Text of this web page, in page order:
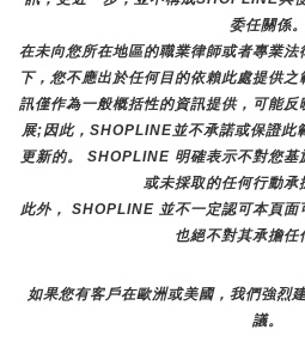
委任關係。
在未向您所在地區的職業律師或者專業
下，您不應出於任何目的依賴此處提供
訊僅作為一般概括性的資訊提供，可能
展;因此，SHOPLINE並不承諾或保證此
更新的。 SHOPLINE 明確表示不對您
或未採取的任何行動承
此外， SHOPLINE 並不一定認可本頁面
也絕不對其承擔任
如果您有客戶在歐洲或美國，我們強烈
議。